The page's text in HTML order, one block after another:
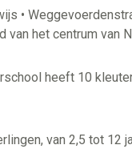
•
van het centrum van
heeft 10
van 2,5 tot 12